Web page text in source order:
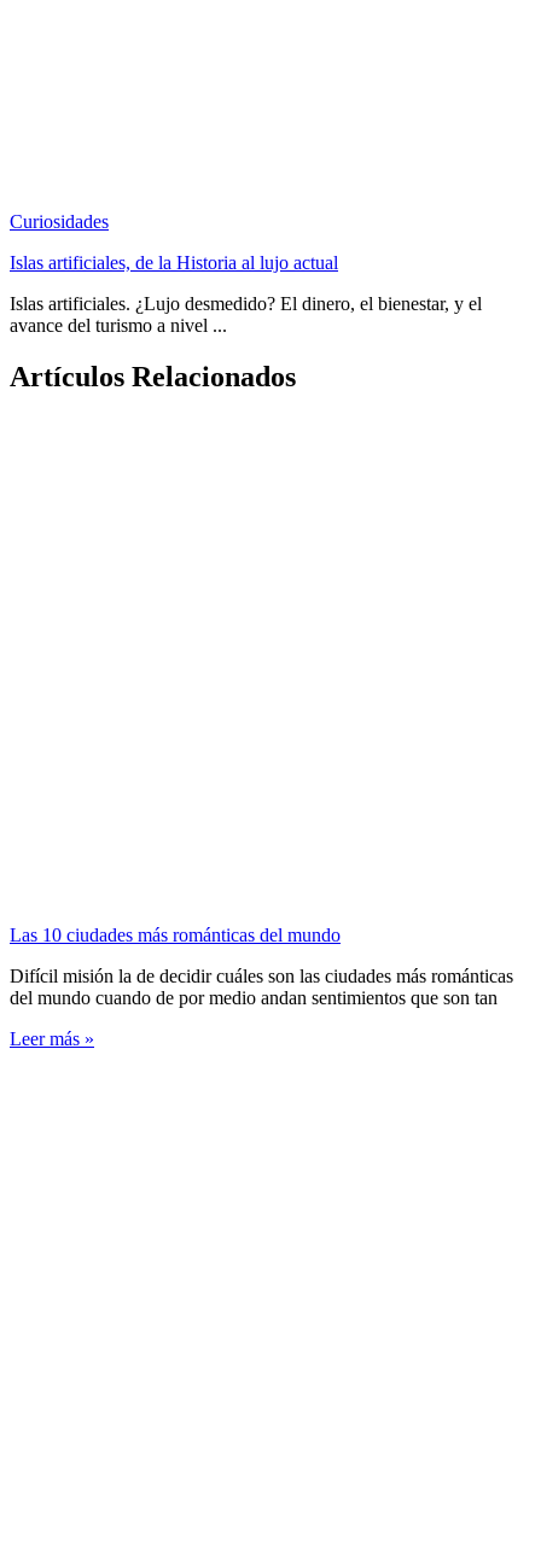
Curiosidades
Islas artificiales, de la Historia al lujo actual
Islas artificiales. ¿Lujo desmedido? El dinero, el bienestar, y el
avance del turismo a nivel ...
Artículos Relacionados
Las 10 ciudades más románticas del mundo
Difícil misión la de decidir cuáles son las ciudades más románticas
del mundo cuando de por medio andan sentimientos que son tan
Leer más »